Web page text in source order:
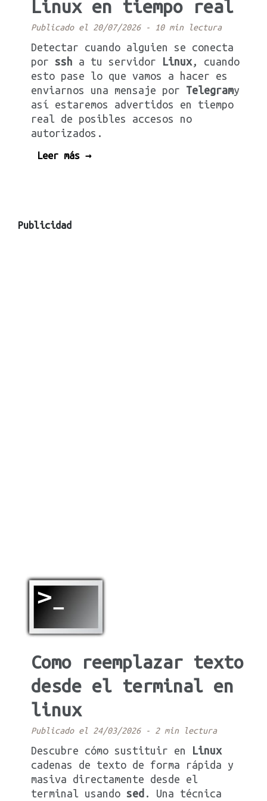
Linux en tiempo real
Publicado el 20/07/2026- 10 min lectura
Detectar cuando alguien se conecta
por ssh a tu servidor Linux , cuando
esto pase lo que vamos a hacer es
enviarnos una mensaje por Telegramy
así estaremos advertidos en tiempo
real de posibles accesos no
autorizados.
Leer más →
Publicidad
Como reemplazar texto
desde el terminal en
linux
Publicado el 24/03/2026- 2 min lectura
Descubre cómo sustituir en Linux
cadenas de texto de forma rápida y
masiva directamente desde el
terminal usando sed . Una técnica